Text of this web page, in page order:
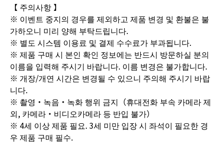
【 주의사항 】
※ 이벤트 중지의 경우를 제외하고 제품 변경 및 환불은 불
가하오니 미리 양해 부탁드립니다.
※ 별도 시스템 이용료 및 결제 수수료가 부과됩니다.
※ 제품 구매 시 본인 확인 정보에는 반드시 방문하실 분의
이름을 입력해 주시기 바랍니다. 이름 변경은 불가합니다.
※ 개장/개연 시간은 변경될 수 있으니 주의해 주시기 바랍
니다.
※ 촬영・녹음・녹화 행위 금지（휴대전화 부속 카메라 제
외, 카메라・비디오카메라 등 반입 불가）
※ 4세 이상 제품 필요. 3세 미만 입장 시 좌석이 필요한 경
우 제품 구매 필수.